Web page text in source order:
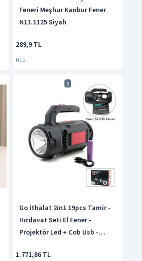
Feneri Meşhur Kanbur Fener
N11.1125 Siyah
289,9 TL
n11
5
Go İthalat 2in1 19pcs Tamir -
Hırdavat Seti El Fener -
Projektör Led + Cob Usb -
1.771,86 TL